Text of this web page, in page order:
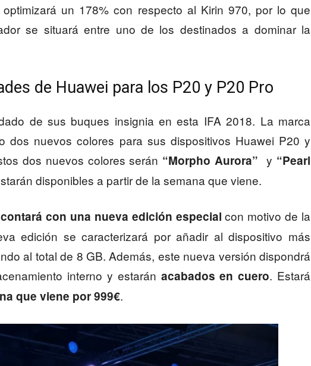
un 178% con respecto al Kirin 970, por lo que
se situará entre uno de los destinados a dominar la
de Huawei para los P20 y P20 Pro
de sus buques insignia en esta IFA 2018. La marca
dos nuevos colores para sus dispositivos Huawei P20 y
dos nuevos colores serán “Morpho Aurora” y “Pearl
disponibles a partir de la semana que viene.
con una nueva edición especial con motivo de la
edición se caracterizará por añadir al dispositivo más
al total de 8 GB. Además, este nueva versión dispondrá
interno y estarán acabados en cuero. Estará
que viene por 999€.